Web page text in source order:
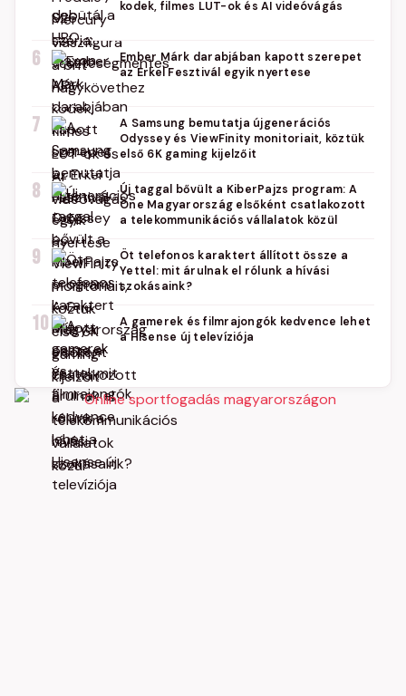
kodek, filmes LUT-ok és AI videóvágás
6
Ember Márk darabjában kapott szerepet
az Erkel Fesztivál egyik nyertese
7
A Samsung bemutatja újgenerációs
Odyssey és ViewFinity monitoriait, köztük
első 6K gaming kijelzőit
8
Új taggal bővült a KiberPajzs program: A
One Magyarország elsőként csatlakozott
a telekommunikációs vállalatok közül
9
Öt telefonos karaktert állított össze a
Yettel: mit árulnak el rólunk a hívási
szokásaink?
10
A gamerek és filmrajongók kedvence lehet
a Hisense új televíziója